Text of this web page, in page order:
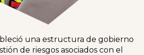
una estructura de gobierno
de riesgos asociados con el